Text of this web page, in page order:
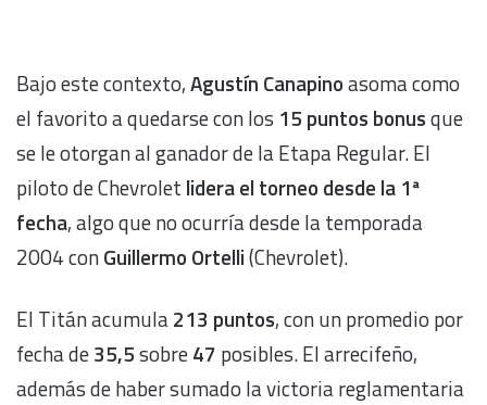
Bajo este contexto,Agustín Canapinoasoma como
el favorito a quedarse con los 15 puntos bonusque
se le otorgan al ganador de la Etapa Regular. El
piloto de Chevrolet lidera el torneo desde la 1ª
fecha, algo que no ocurría desde la temporada
2004 conGuillermo Ortelli(Chevrolet).
El Titán acumula213 puntos, con un promedio por
fecha de35,5sobre47 posibles. El arrecifeño,
además de haber sumado la victoria reglamentaria